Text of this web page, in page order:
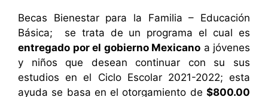
Becas Bienestar para la Familia – Educación
Básica; se trata de un programa el cual es
entregado por el gobierno Mexicano a jóvenes
y niños que desean continuar con su sus
estudios en el Ciclo Escolar 2021-2022; esta
ayuda se basa en el otorgamiento de $800.00